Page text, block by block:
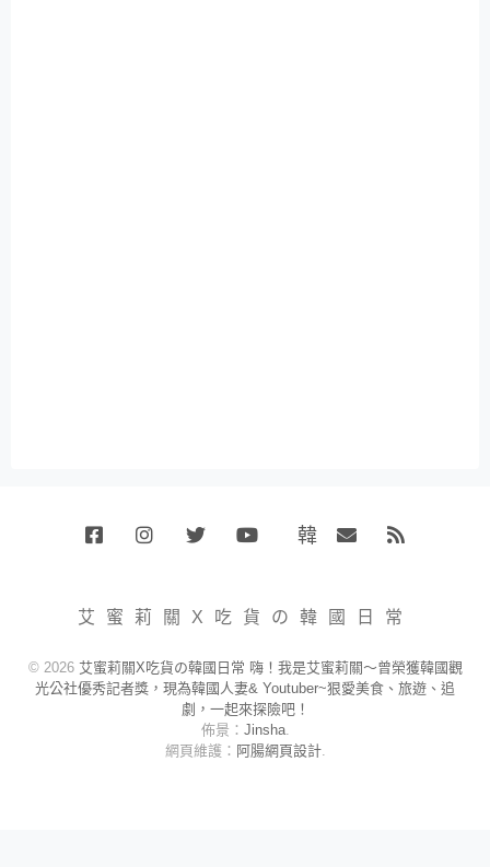
韓
小
賣
艾蜜莉關X吃貨の韓國日常
© 2026 艾蜜莉關X吃貨の韓國日常 嗨！我是艾蜜莉關～曾榮獲韓國觀
光公社優秀記者獎，現為韓國人妻& Youtuber~狠愛美食、旅遊、追
劇，一起來探險吧！
佈景： Jinsha.
網頁維護： 阿腸網頁設計.